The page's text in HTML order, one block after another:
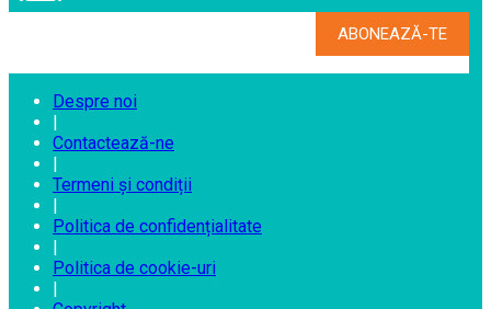
Despre noi
|
Contactează-ne
|
Termeni și condiții
|
Politica de confidențialitate
|
Politica de cookie-uri
|